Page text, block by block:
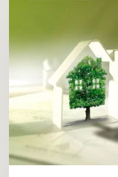
a
reduir
llum
mitjançant
el
programa